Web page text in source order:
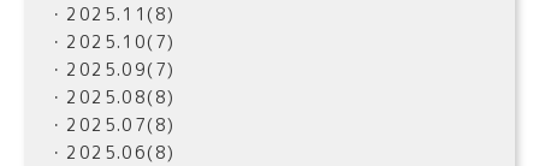
・2025.11(8)
・2025.10(7)
・2025.09(7)
・2025.08(8)
・2025.07(8)
・2025.06(8)